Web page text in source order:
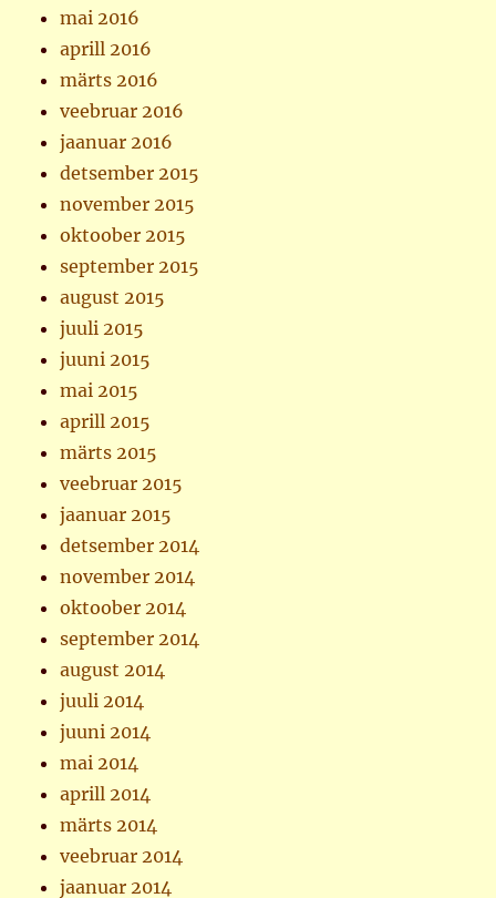
mai 2016
aprill 2016
märts 2016
veebruar 2016
jaanuar 2016
detsember 2015
november 2015
oktoober 2015
september 2015
august 2015
juuli 2015
juuni 2015
mai 2015
aprill 2015
märts 2015
veebruar 2015
jaanuar 2015
detsember 2014
november 2014
oktoober 2014
september 2014
august 2014
juuli 2014
juuni 2014
mai 2014
aprill 2014
märts 2014
veebruar 2014
jaanuar 2014